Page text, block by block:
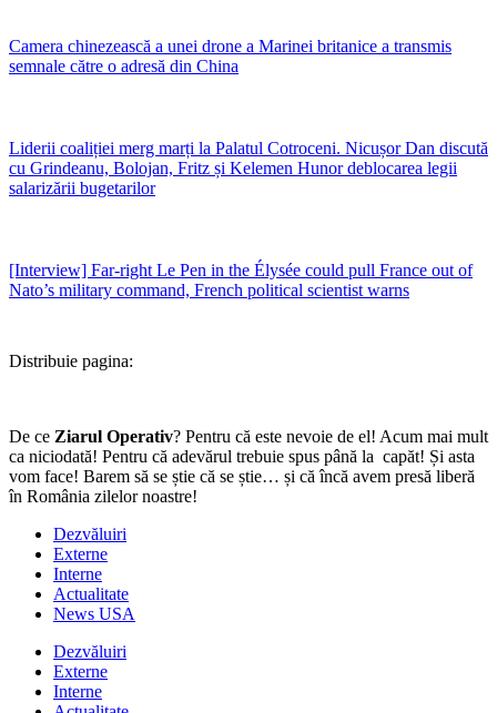
Camera chinezească a unei drone a Marinei britanice a transmis
semnale către o adresă din China
Liderii coaliției merg marți la Palatul Cotroceni. Nicușor Dan discută
cu Grindeanu, Bolojan, Fritz și Kelemen Hunor deblocarea legii
salarizării bugetarilor
[Interview] Far-right Le Pen in the Élysée could pull France out of
Nato’s military command, French political scientist warns
Distribuie pagina:
De ce Ziarul Operativ? Pentru că este nevoie de el! Acum mai mult
ca niciodată! Pentru că adevărul trebuie spus până la capăt! Și asta
vom face! Barem să se știe că se știe… și că încă avem presă liberă
în România zilelor noastre!
Dezvăluiri
Externe
Interne
Actualitate
News USA
Dezvăluiri
Externe
Interne